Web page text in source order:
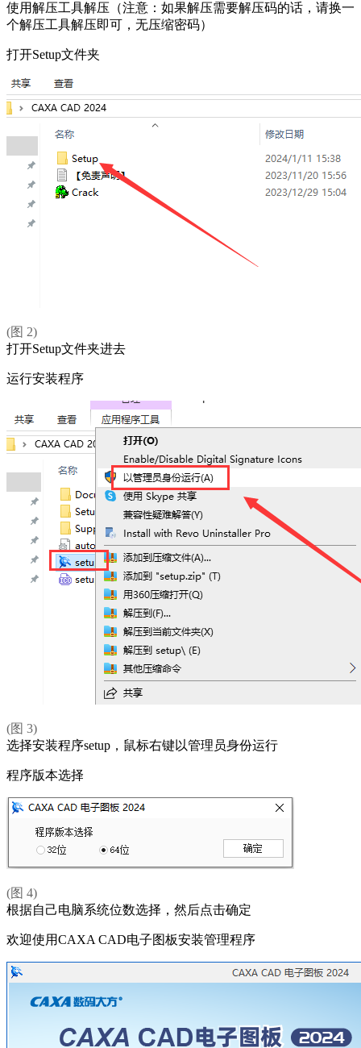
使用解压工具解压（注意：如果解压需要解压码的话，请换一
个解压工具解压即可，无压缩密码）
打开Setup文件夹
(图 2)
打开Setup文件夹进去
运行安装程序
(图 3)
选择安装程序setup，鼠标右键以管理员身份运行
程序版本选择
(图 4)
根据自己电脑系统位数选择，然后点击确定
欢迎使用CAXA CAD电子图板安装管理程序